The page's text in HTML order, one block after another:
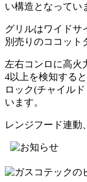
い構造となってい
グリルはワイドサ
別売りのココット
左右コンロに高火
4以上を検知する
ロック(チャイル
います。
レンジフード連動